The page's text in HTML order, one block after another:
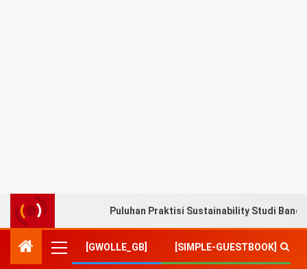
Puluhan Praktisi Sustainability Studi
[GWOLLE_GB] [SIMPLE-GUESTBOOK]